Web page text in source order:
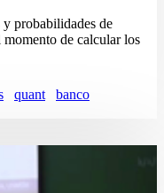
y probabilidades de
de calcular los
quant
banco